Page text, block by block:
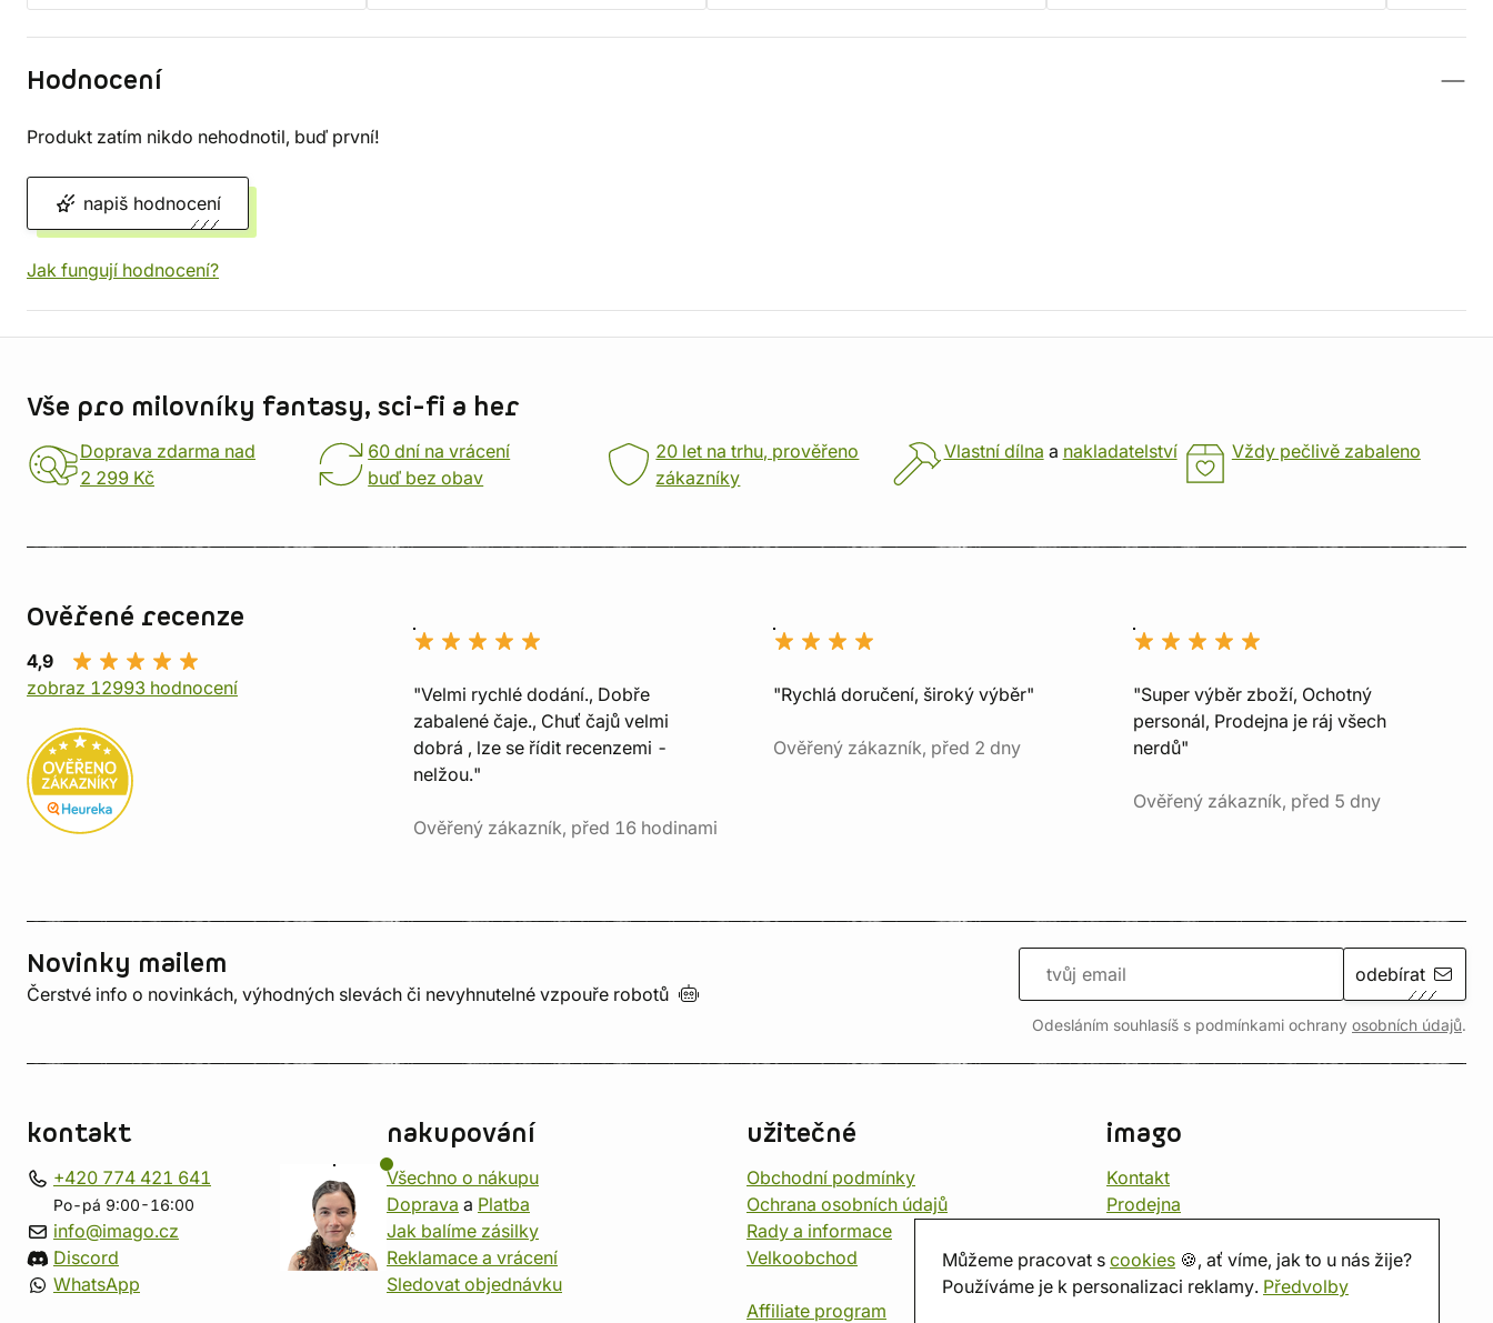
Hodnocení
Produkt zatím nikdo nehodnotil, buď první!
napiš hodnocení
Jak fungují hodnocení?
Můžeme pracovat s cookies 🍪, ať víme, jak to u nás žije?
Používáme je k personalizaci reklamy. Předvolby
Vše pro milovníky fantasy, sci-fi a her
Doprava zdarma nad
2 299 Kč
60 dní na vrácení
buď bez obav
20 let na trhu, prověřeno
zákazníky
Vlastní dílna a nakladatelství Vždy pečlivě zabaleno
Ověřené recenze
4,9
zobraz 12993 hodnocení
"Velmi rychlé dodání., Dobře
zabalené čaje., Chuť čajů velmi
dobrá , lze se řídit recenzemi -
nelžou."
Ověřený zákazník, před 16 hodinami
"Rychlá doručení, široký výběr"
Ověřený zákazník, před 2 dny
"Super výběr zboží, Ochotný
personál, Prodejna je ráj všech
nerdů"
Ověřený zákazník, před 5 dny
Novinky mailem
Čerstvé info o novinkách, výhodných slevách či nevyhnutelné vzpouře robotů
odebírat
Odesláním souhlasíš s podmínkami ochrany osobních údajů.
kontakt
+420 774 421 641
Po-pá 9:00-16:00
info@imago.cz
Discord
WhatsApp
nakupování
Všechno o nákupu
Doprava a Platba
Jak balíme zásilky
Reklamace a vrácení
Sledovat objednávku
užitečné
Obchodní podmínky
Ochrana osobních údajů
Rady a informace
Velkoobchod
Affiliate program
imago
Kontakt
Prodejna
O nás
Hodnocení obchodu